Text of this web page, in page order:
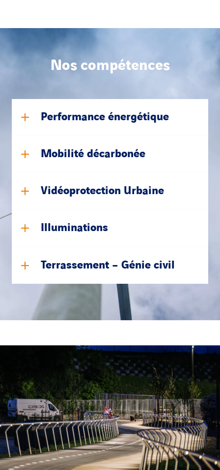
Nos compétences
Performance énergétique
Mobilité décarbonée
Vidéoprotection Urbaine
Illuminations
Terrassement – Génie civil